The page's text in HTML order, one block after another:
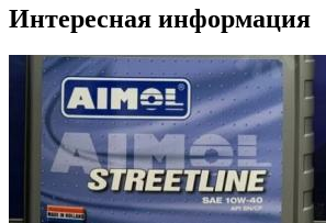
Интересная информация